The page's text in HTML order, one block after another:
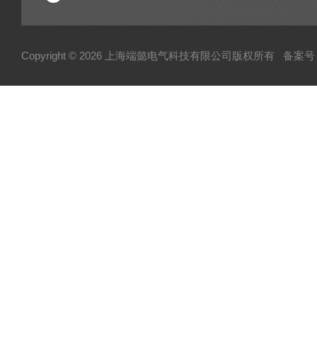
Copyright © 2026 上海端懿电气科技有限公司版权所有 备案号